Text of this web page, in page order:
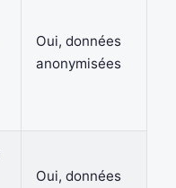
Oui, données
anonymisées
Oui, données